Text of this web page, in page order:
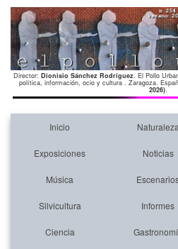
Director: Dionisio Sánchez Rodríguez. El Pollo
política, información, ocio y cultura . Zaragoza.
2026).
Inicio Naturaleza
Exposiciones Noticias
Música
Silvicultura Informes
Ciencia